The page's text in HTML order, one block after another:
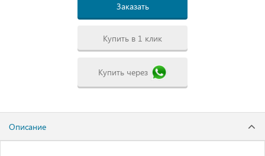
Заказать
Купить в 1 клик
Купить через
Описание